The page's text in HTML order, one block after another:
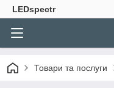
LEDspectr
Товари та послуги